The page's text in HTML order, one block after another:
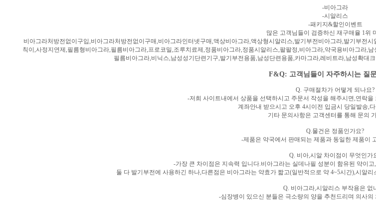
-비아그라
-시알리스
-패키지&할인이벤트
많은 고객님들이 검증하신 재구매율 1위
비아그라처방전없이구입,비아그라처방전없이구매,비아그라인터넷구매,액상비아그라,액상형시알리스,발기부전비아그라,발기부전
칙이,사정지연제,필름형비아그라,필름비아그라,프로코밀,조루치료제,정품비아그라,정품시알리스,팔팔정,비아그라,약국용비아그라
필름비아그라,비닉스,남성성기단련기구,발기부전용품,남성단련용품,카마그라,레비트라,남성확대
F&Q: 고객님들이 자주하시는 질
Q. 구매절차가 어떻게 되나요?
-저희 사이트내에서 상품을 선택하시고 주문서 작성을 해주시면,연락
계좌안내 받으시고 오후 4시이전 입금시 당일발송,
기타 문의사항은 고객센터를 통해 문의
Q.물건은 정품인가요?
-제품은 약국에서 판매되는 제품과 동일한 제품이
Q. 비아,시알 차이점이 무엇인가
-가장 큰 차이점은 지속력 입니다.비아그라는 실데나필 성분이 함유된 약이
둘 다 발기부전에 사용하긴 하나,다른점은 비아그라는 약효가 짧고(일반적으로 약 4~5시간),시알
Q. 비아그라,시알리스 부작용은 없
-심장병이 있으신 분들은 극소량의 양을 추천드리며 의사의